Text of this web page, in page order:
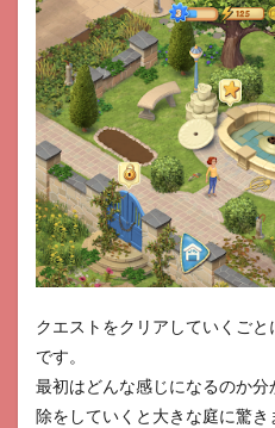
クエストをクリアしていくご
です。
最初はどんな感じになるのか
除をしていくと大きな庭に驚き